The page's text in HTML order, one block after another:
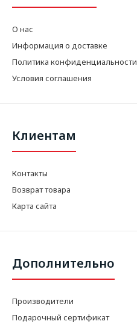
О нас
Информация о доставке
Политика конфиденциальности
Условия соглашения
Клиентам
Контакты
Возврат товара
Карта сайта
Дополнительно
Производители
Подарочный сертификат